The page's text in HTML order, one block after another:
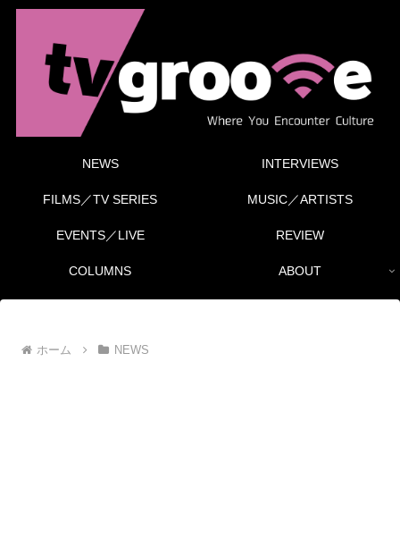
NEWS INTERVIEWS
FILMS／TV SERIES MUSIC／ARTISTS
EVENTS／LIVE REVIEW
COLUMNS ABOUT
ホーム NEWS